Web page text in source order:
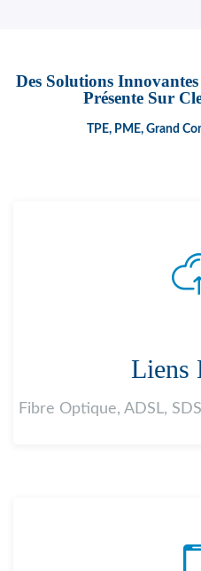
Des Solutions
Présente Sur
TPE, PME, Grand
Liens
Fibre Optique, ADSL,